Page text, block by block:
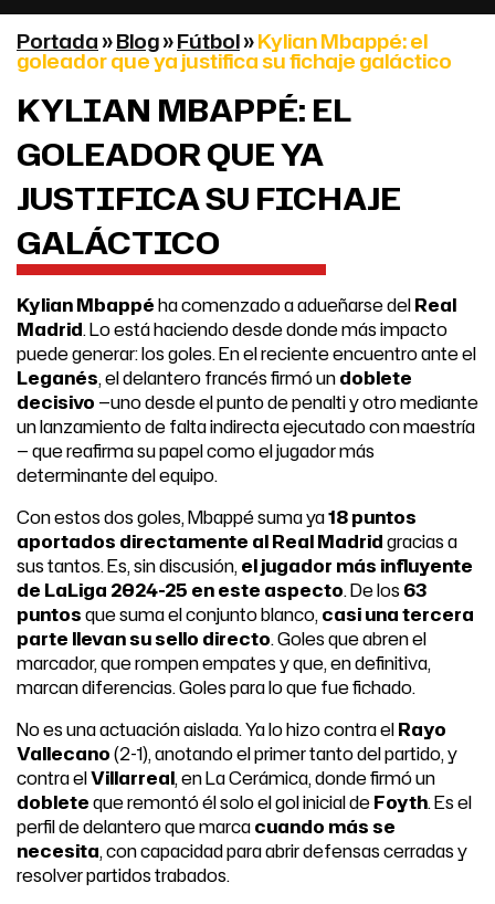
Portada»Blog»Fútbol»Kylian Mbappé: el
goleador que ya justifica su fichaje galáctico
KYLIAN MBAPPÉ: EL
GOLEADOR QUE YA
JUSTIFICA SU FICHAJE
GALÁCTICO
Kylian Mbappéha comenzado a adueñarse delReal
Madrid. Lo está haciendo desde donde más impacto
puede generar: los goles. En el reciente encuentro ante el
Leganés, el delantero francés firmó undoblete
decisivo —uno desde el punto de penalti y otro mediante
un lanzamiento de falta indirecta ejecutado con maestría
— que reafirma su papel como el jugador más
determinante del equipo.
Con estos dos goles, Mbappé suma ya18 puntos
aportados directamente al Real Madridgracias a
sus tantos. Es, sin discusión,el jugador más influyente
de LaLiga 2024-25 en este aspecto. De los63
puntosque suma el conjunto blanco,casi una tercera
parte llevan su sello directo. Goles que abren el
marcador, que rompen empates y que, en definitiva,
marcan diferencias. Goles para lo que fue fichado.
No es una actuación aislada. Ya lo hizo contra elRayo
Vallecano(2-1), anotando el primer tanto del partido, y
contra elVillarreal, en La Cerámica, donde firmó un
dobleteque remontó él solo el gol inicial deFoyth. Es el
perfil de delantero que marcacuando más se
necesita, con capacidad para abrir defensas cerradas y
resolver partidos trabados.